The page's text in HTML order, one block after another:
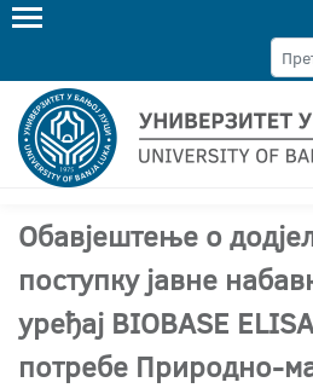
Обавјештење о
поступку јавне
уређај BIOBASE
потребе Природно-